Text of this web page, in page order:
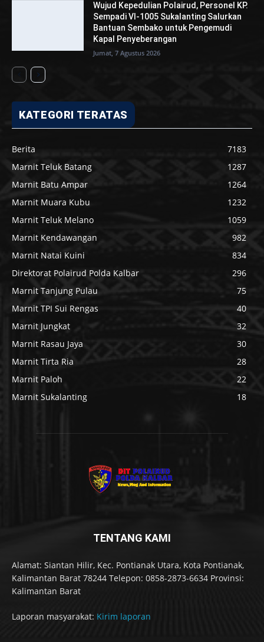
Wujud Kepedulian Polairud, Personel KP.
Sempadi VI-1005 Sukalanting Salurkan
Bantuan Sembako untuk Pengemudi
Kapal Penyeberangan
Jumat, 7 Agustus 2026
KATEGORI TERATAS
Berita
7183
Marnit Teluk Batang
1287
Marnit Batu Ampar
1264
Marnit Muara Kubu
1232
Marnit Teluk Melano
1059
Marnit Kendawangan
982
Marnit Natai Kuini
834
Direktorat Polairud Polda Kalbar
296
Marnit Tanjung Pulau
75
Marnit TPI Sui Rengas
40
Marnit Jungkat
32
Marnit Rasau Jaya
30
Marnit Tirta Ria
28
Marnit Paloh
22
Marnit Sukalanting
18
TENTANG KAMI
Alamat: Siantan Hilir, Kec. Pontianak Utara, Kota Pontianak,
Kalimantan Barat 78244 Telepon: 0858-2873-6634 Provinsi:
Kalimantan Barat
Laporan masyarakat: Kirim laporan